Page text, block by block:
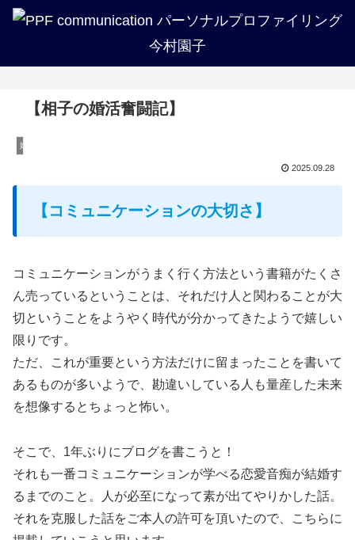
【相子の婚活奮闘記】
婚活
2025.09.28
【コミュニケーションの大切さ】
コミュニケーションがうまく行く方法という書籍がたくさ
ん売っているということは、それだけ人と関わることが大
切ということをようやく時代が分かってきたようで嬉しい
限りです。
ただ、これが重要という方法だけに留まったことを書いて
あるものが多いようで、勘違いしている人も量産した未来
を想像するとちょっと怖い。
そこで、1年ぶりにブログを書こうと！
それも一番コミュニケーションが学べる恋愛音痴が結婚す
るまでのこと。人が必至になって素が出てやりかした話。
それを克服した話をご本人の許可を頂いたので、こちらに